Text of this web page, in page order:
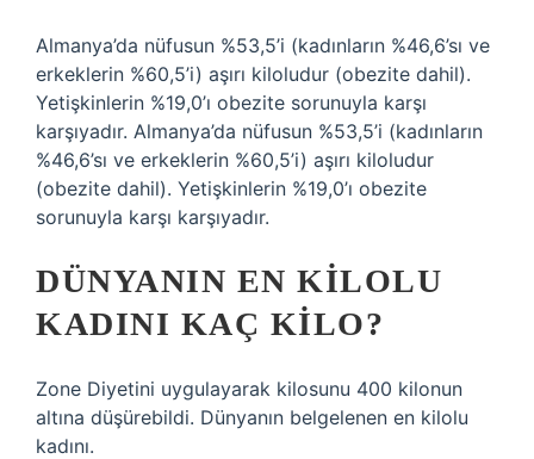
Almanya’da nüfusun %53,5’i (kadınların %46,6’sı ve
erkeklerin %60,5’i) aşırı kiloludur (obezite dahil).
Yetişkinlerin %19,0’ı obezite sorunuyla karşı
karşıyadır. Almanya’da nüfusun %53,5’i (kadınların
%46,6’sı ve erkeklerin %60,5’i) aşırı kiloludur
(obezite dahil). Yetişkinlerin %19,0’ı obezite
sorunuyla karşı karşıyadır.
DÜNYANIN EN KILOLU
KADINI KAÇ KILO?
Zone Diyetini uygulayarak kilosunu 400 kilonun
altına düşürebildi. Dünyanın belgelenen en kilolu
kadını.